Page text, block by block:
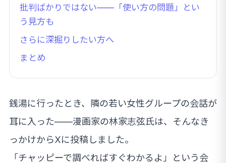
批判ばかりではない——「使い方の問題」とい
う見方も
さらに深掘りしたい方へ
まとめ
銭湯に行ったとき、隣の若い女性グループの会話が
耳に入った——漫画家の林家志弦氏は、そんなき
っかけからXに投稿しました。
「チャッピーで調べればすぐわかるよ」という会